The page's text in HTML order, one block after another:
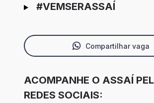
#VEMSERASSAÍ
Compartilhar vaga
ACOMPANHE O ASSAÍ
REDES SOCIAIS: